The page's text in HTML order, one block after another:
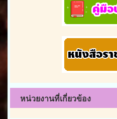
หน่วยงานที่เกี่ยวข้อง